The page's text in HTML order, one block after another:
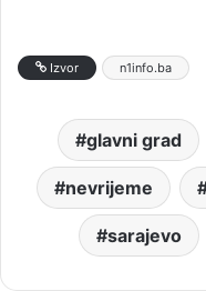
Izvor n1info.ba
glavni grad
nevrijeme
sarajevo